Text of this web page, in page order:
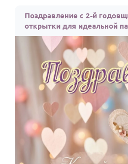
Поздравление с 2-й
открытки для идеальной